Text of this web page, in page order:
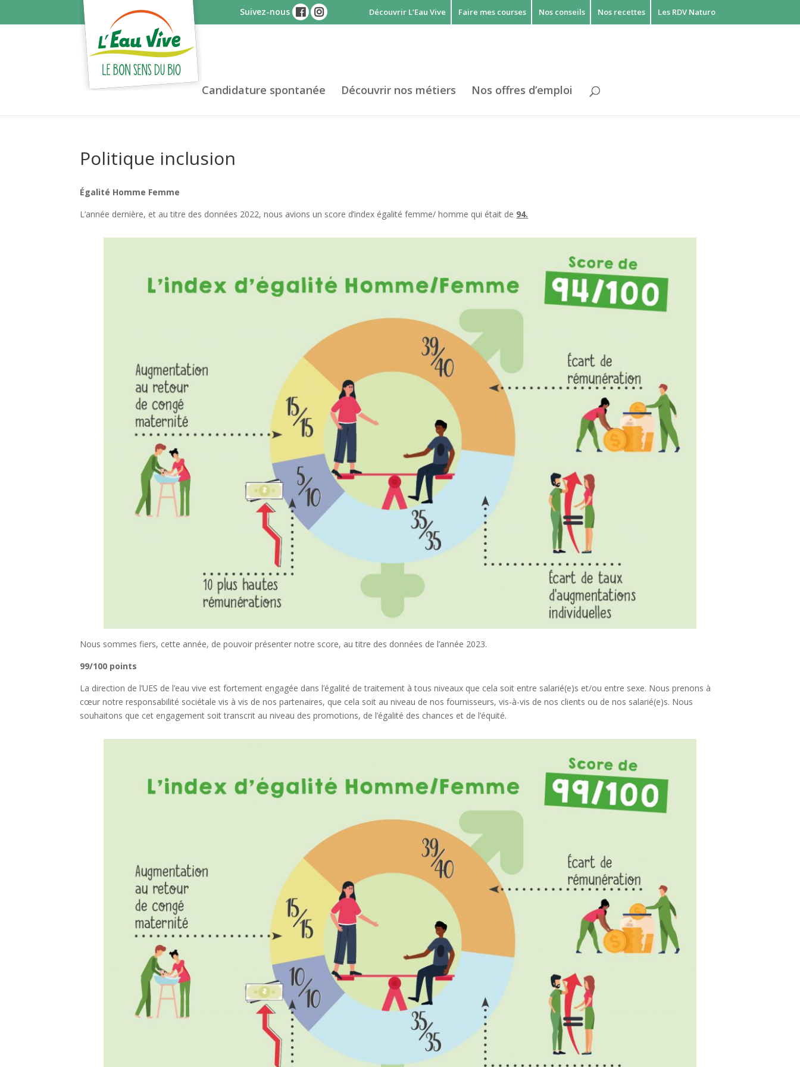
Suivez-nous Découvrir L’Eau Vive Faire mes courses Nos conseils Nos recettes Les RDV Naturo
Candidature spontanée Découvrir nos métiers Nos offres d’emploi
Politique inclusion
Égalité Homme Femme
L’année dernière, et au titre des données 2022, nous avions un score d’index égalité femme/ homme qui était de 94.
Nous sommes fiers, cette année, de pouvoir présenter notre score, au titre des données de l’année 2023.
99/100 points
La direction de l’UES de l’eau vive est fortement engagée dans l’égalité de traitement à tous niveaux que cela soit entre salarié(e)s et/ou entre sexe. Nous prenons à
cœur notre responsabilité sociétale vis à vis de nos partenaires, que cela soit au niveau de nos fournisseurs, vis-à-vis de nos clients ou de nos salarié(e)s. Nous
souhaitons que cet engagement soit transcrit au niveau des promotions, de l’égalité des chances et de l’équité.